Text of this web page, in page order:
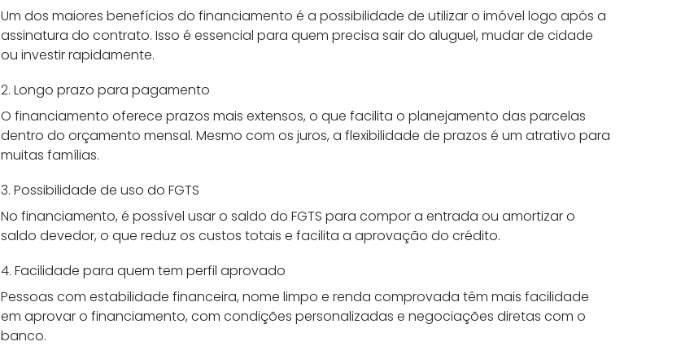
Um dos maiores benefícios do financiamento é a possibilidade de utilizar o imóvel logo após a
assinatura do contrato. Isso é essencial para quem precisa sair do aluguel, mudar de cidade
ou investir rapidamente.
2. Longo prazo para pagamento
O financiamento oferece prazos mais extensos, o que facilita o planejamento das parcelas
dentro do orçamento mensal. Mesmo com os juros, a flexibilidade de prazos é um atrativo para
muitas famílias.
3. Possibilidade de uso do FGTS
No financiamento, é possível usar o saldo do FGTS para compor a entrada ou amortizar o
saldo devedor, o que reduz os custos totais e facilita a aprovação do crédito.
4. Facilidade para quem tem perfil aprovado
Pessoas com estabilidade financeira, nome limpo e renda comprovada têm mais facilidade
em aprovar o financiamento, com condições personalizadas e negociações diretas com o
banco.